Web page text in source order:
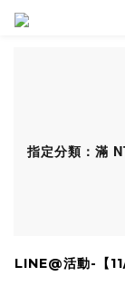
指定分類：滿
LINE@活動-【